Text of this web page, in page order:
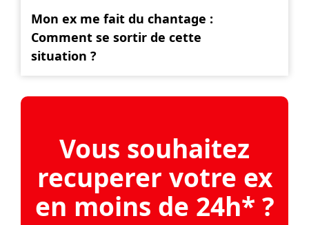
Mon ex me fait du chantage :
Comment se sortir de cette
situation ?
Vous souhaitez
recuperer votre ex
en moins de 24h* ?